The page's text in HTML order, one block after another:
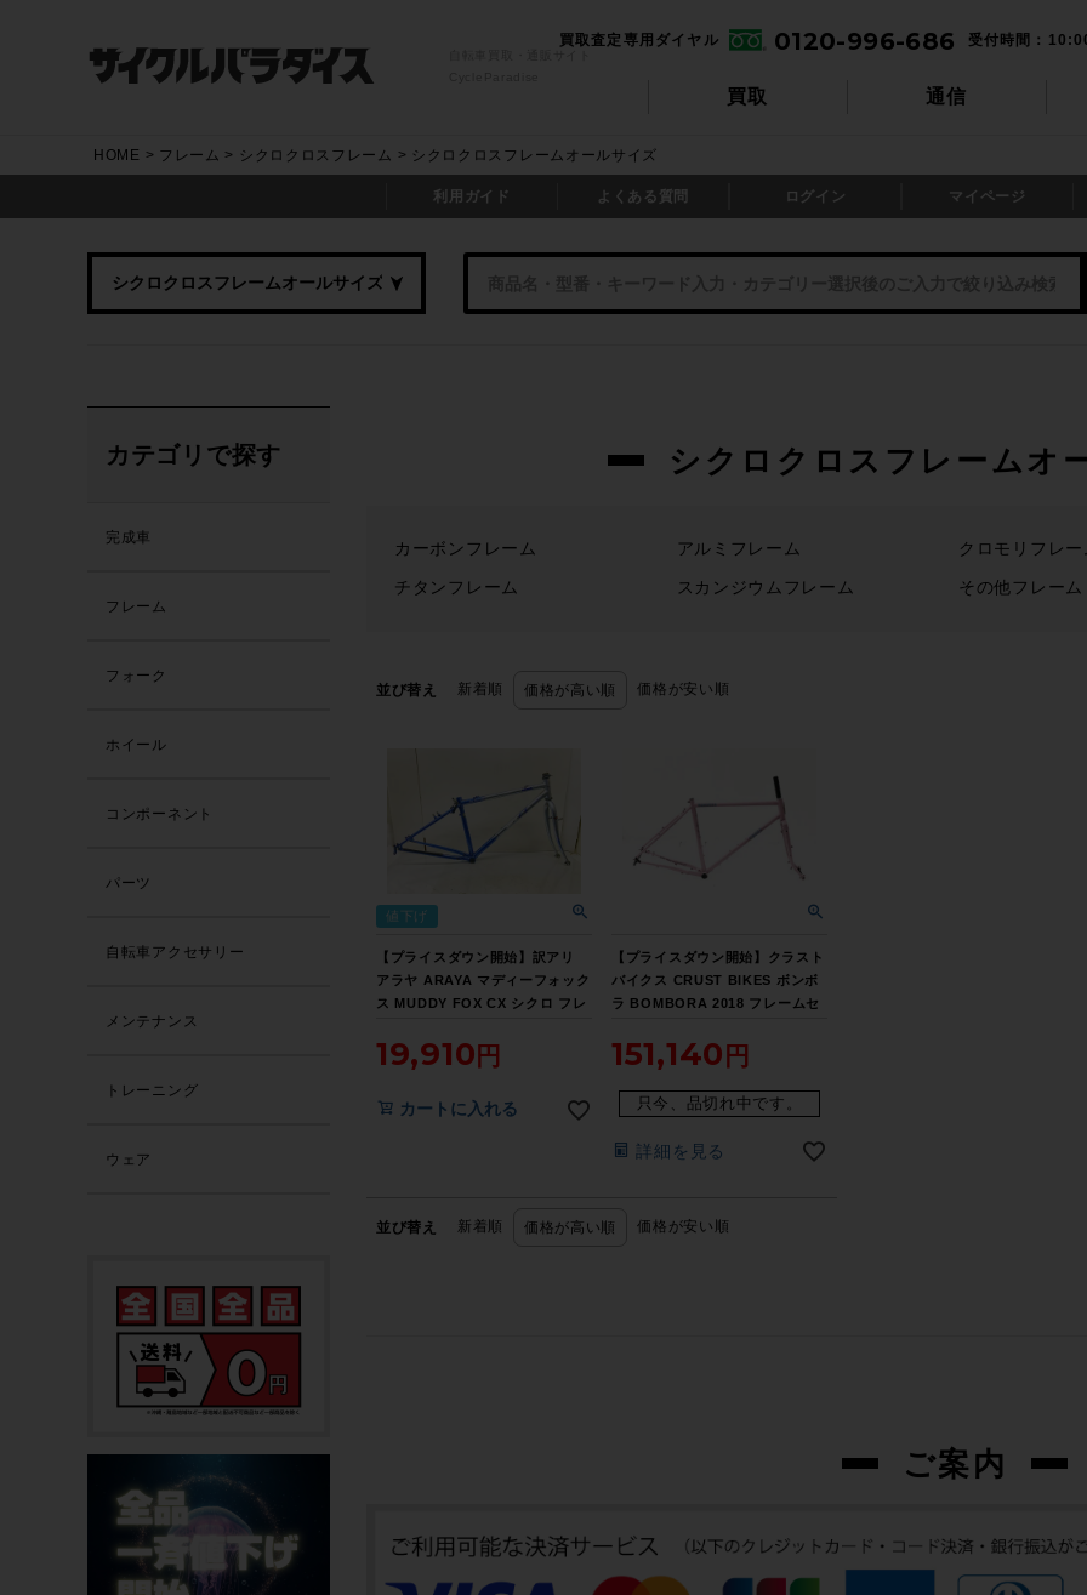
買取 通信
買取査定専用ダイヤル 0120-996-686 受付時間：
HOME フレーム シクロクロスフレーム シクロクロスフレームオールサイズ
利用ガイド よくある質問 ログイン マイページ
シクロクロスフレームオ
カーボンフレーム アルミフレーム
クロモリフレー
チタンフレーム
スカンジウムフレーム その他フレーム
並び替え 新着順 価格が高い順 価格が安い順
値下げ
【プライスダウン開始】訳アリ
アラヤ ARAYA マディーフォック
ス MUDDY FOX CX シクロ フレ
ブルー【お買い得SALE】
19,910
カートに入れる
【プライスダウン開始】クラスト
バイクス CRUST BIKES ボンボ
ラ BOMBORA 2018 フレームセ
Violet【お買い得SALE】
151,140
只今、品切れ中です。
詳細を見る
並び替え 新着順 価格が高い順 価格が安い順
ご案内
カテゴリで探す
完成車
フレーム
フォーク
ホイール
コンポーネント
パーツ
自転車アクセサリー
メンテナンス
トレーニング
ウェア